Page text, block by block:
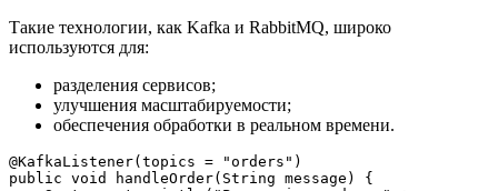
Такие технологии, как Kafka и RabbitMQ, широко
используются для:
разделения сервисов;
улучшения масштабируемости;
обеспечения обработки в реальном времени.
@KafkaListener(topics = "orders")
public void handleOrder(String message) {